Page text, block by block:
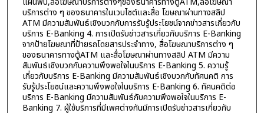
บริการต่าง ๆ ของธนาคารในเวบไชต์และสื่อ โฆษณาผ่านทางสลิป
ATM มีความสัมพันธ์เชิงบวกกับการรับรู้ประโยชน์จากข่าวสารเกี่ยวกับ
บริการ E-Banking 4. การเปิดรับข่าวสารเกี่ยวกับบริการ E-Banking
จากป้ายโฆษณาที่ป้ายรถโดยสารประจำทาง, สื่อโฆษณาบริการต่าง ๆ
ของธนาคารทางตู้ATM และสื่อโฆษณาผ่านทางสลิป ATM มีความ
สัมพันธ์เชิงบวกกับความพึงพอใจในบริการ E-Banking 5. ความรู้
เกี่ยวกับบริการ E-Banking มีความสัมพันธ์เชิงบวกกับทัศนคติ การ
รับรู้ประโยชน์และความพึงพอใจในบริการ E-Banking 6. ทัศนคติต่อ
บริการ E-Banking มีความสัมพันธ์กับความพึงพอใจในบริการ E-
Banking 7. ผู้ใช้บริการที่มีเพศต่างกันมีการเปิดรับข่าวสารเกี่ยวกับ